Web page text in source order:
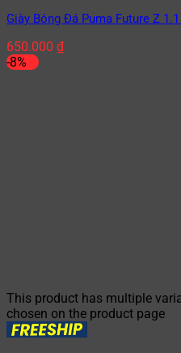
Giày Bóng Đá Puma Future Z
650.000 ₫
-8%
This product has multiple
chosen on the product page